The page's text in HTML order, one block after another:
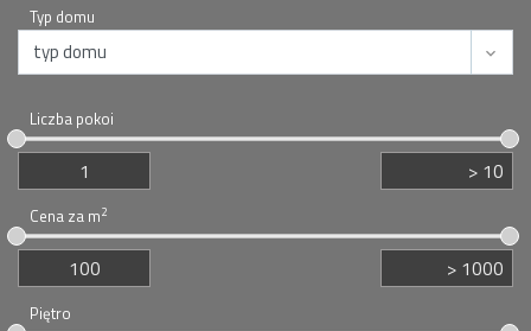
Typ domu
Liczba pokoi
Cena za m2
Piętro